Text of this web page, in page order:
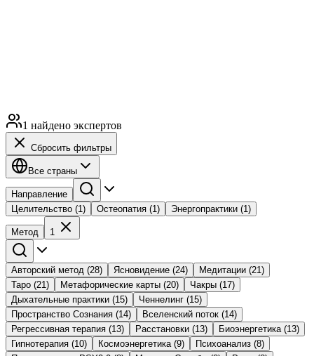
1 найдено экспертов
Сбросить фильтры
Все страны
Направление
Целительство (1) Остеопатия (1) Энергопрактики (1)
Метод 1
Авторский метод (28) Ясновидение (24) Медитации (21)
Таро (21) Метафорические карты (20) Чакры (17)
Дыхательные практики (15) Ченнелинг (15)
Пространство Сознания (14) Вселенский поток (14)
Регрессивная терапия (13) Расстановки (13) Биоэнергетика(13)
Гипнотерапия (10) Космоэнергетика(9) Психоанализ (8)